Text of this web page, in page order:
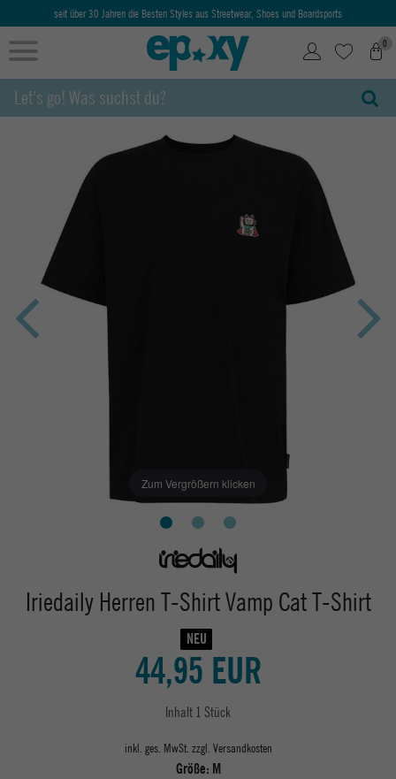
seit über 30 Jahren die Besten Styles aus Streetwear, Shoes und Boardsports
0
Zum Vergrößern klicken
Iriedaily Herren T-Shirt Vamp Cat T-Shirt
NEU
44,95 EUR
Inhalt 1 Stück
inkl. ges. MwSt. zzgl. Versandkosten
Größe: M